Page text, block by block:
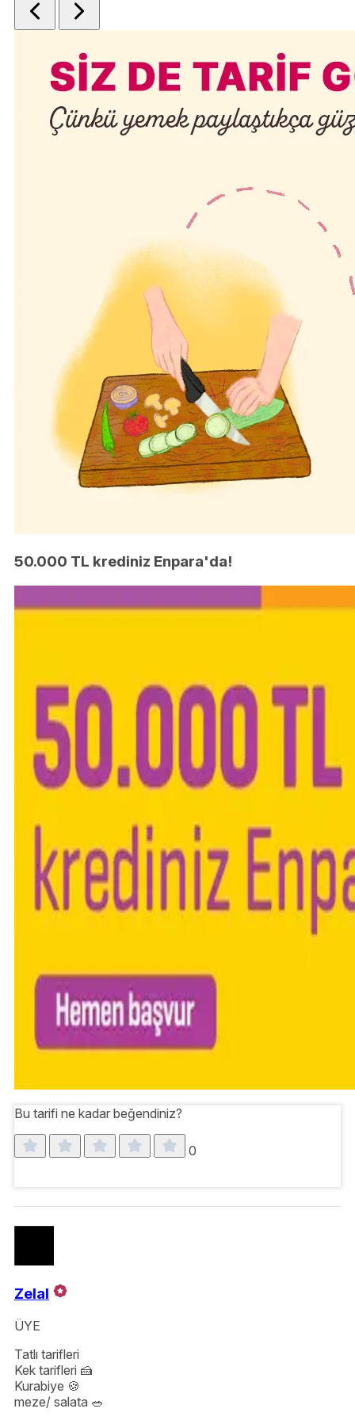
50.000 TL krediniz Enpara'da!
Bu tarifi ne kadar beğendiniz?
0
Zelal
ÜYE
Tatlı tarifleri
Kek tarifleri 🍰
Kurabiye 🍪
meze/ salata 🥗